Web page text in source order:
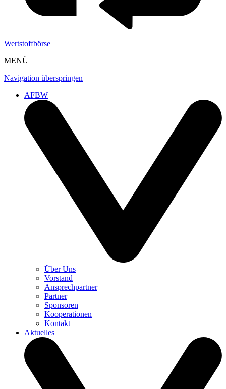
Wertstoffbörse
MENÜ
Navigation überspringen
AFBW
Über Uns
Vorstand
Ansprechpartner
Partner
Sponsoren
Kooperationen
Kontakt
Aktuelles